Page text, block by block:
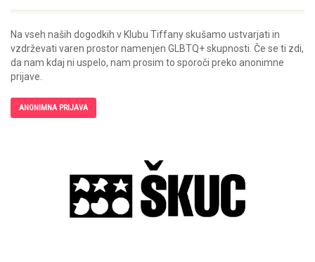
Na vseh naših dogodkih v Klubu Tiffany skušamo ustvarjati in
vzdrževati varen prostor namenjen GLBTQ+ skupnosti. Če se ti zdi,
da nam kdaj ni uspelo, nam prosim to sporoči preko anonimne
prijave.
ANONIMNA PRIJAVA